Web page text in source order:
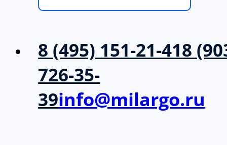
8 (495) 151-21-418
726-35-
39info@milargo.ru